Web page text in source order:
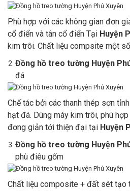
Phù hợp với các không gian đơn
cổ điển và tân cổ điển Tại Huyện
kim trôi. Chất liệu compsite một
Đồng hồ treo tường Huyện
đá
Chế tác bởi các thanh thép sơn
hạt đá. Dùng máy kim trôi, phù
đơng giản tới thiện đại tại Huyện
Đồng hồ treo tường Huyện
phù điêu gốm
Chất liệu composite + đất sét tạo